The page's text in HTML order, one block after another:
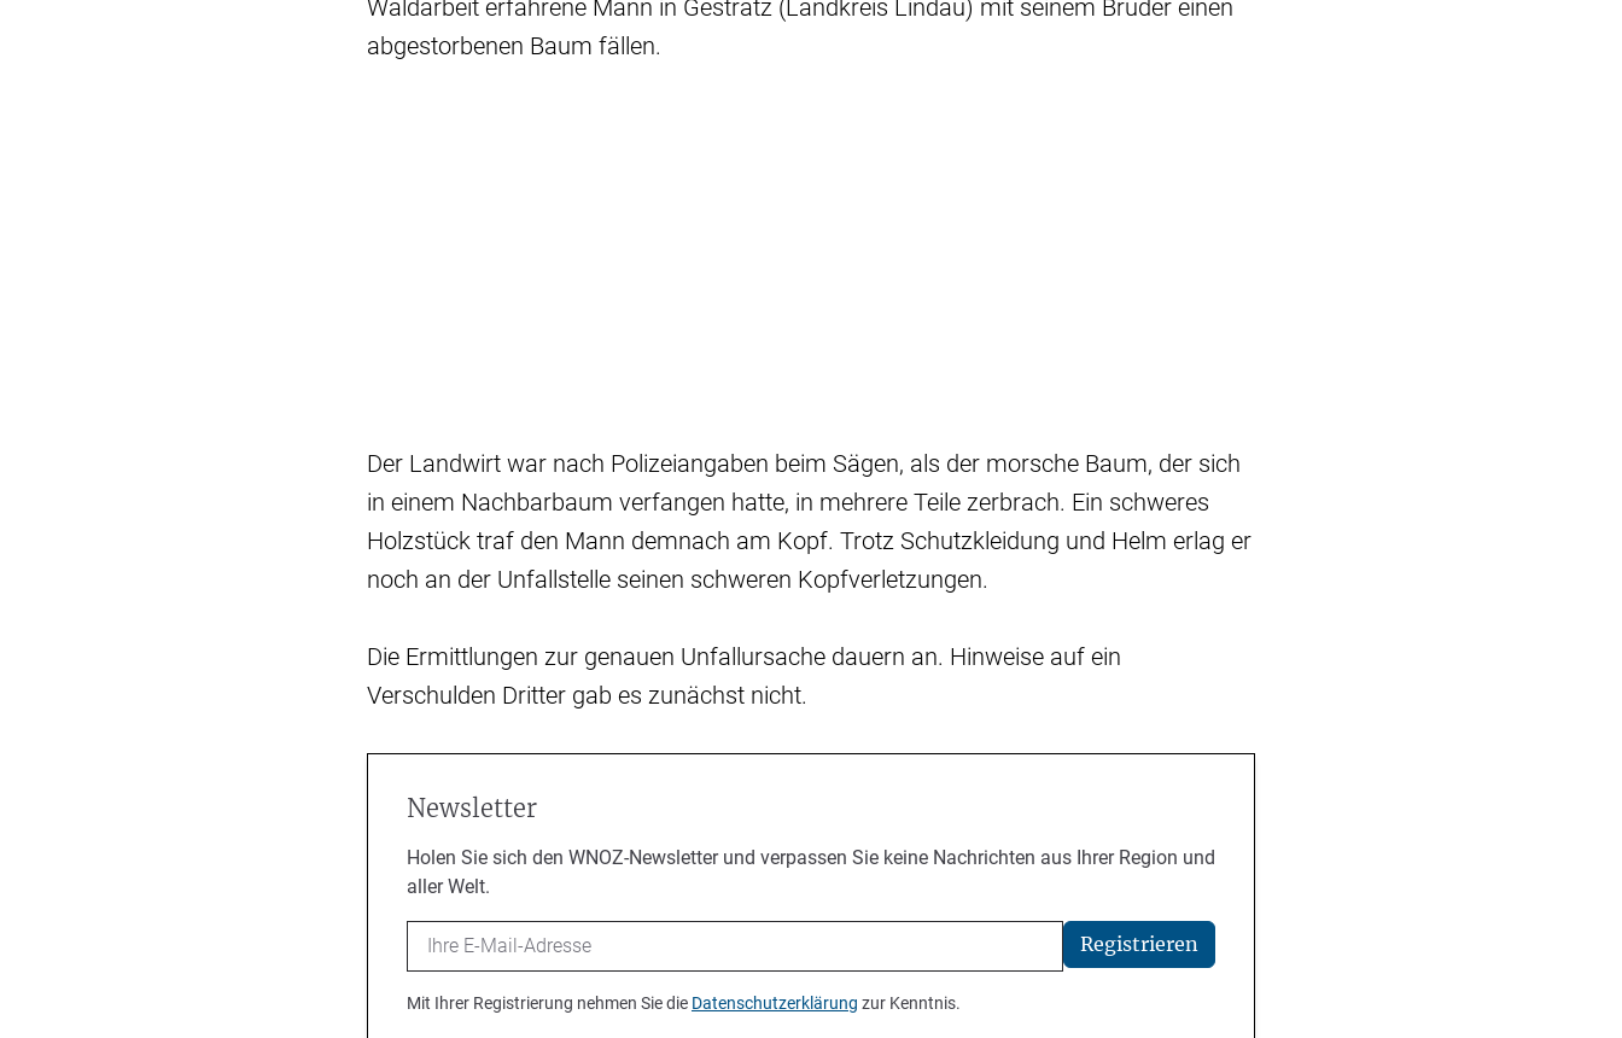
Waldarbeit erfahrene Mann in Gestratz (Landkreis Lindau) mit seinem Bruder einen
abgestorbenen Baum fällen.
Der Landwirt war nach Polizeiangaben beim Sägen, als der morsche Baum, der sich
in einem Nachbarbaum verfangen hatte, in mehrere Teile zerbrach. Ein schweres
Holzstück traf den Mann demnach am Kopf. Trotz Schutzkleidung und Helm erlag er
noch an der Unfallstelle seinen schweren Kopfverletzungen.
Die Ermittlungen zur genauen Unfallursache dauern an. Hinweise auf ein
Verschulden Dritter gab es zunächst nicht.
Newsletter
Holen Sie sich den WNOZ-Newsletter und verpassen Sie keine Nachrichten aus Ihrer Region und
aller Welt.
Email Registrieren
Mit Ihrer Registrierung nehmen Sie die Datenschutzerklärung zur Kenntnis.